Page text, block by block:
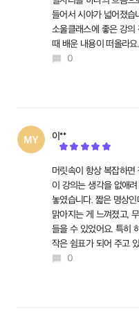
들어서 시야가 넓어졌습
소울클래스에 좋은 강의
때 배운 내용이 떠올라
0
이**
머릿속이 항상 복잡하면
이 강의는 생각을 없애
놓였습니다. 짧은 명상
맑아지는 게 느껴졌고,
들을 수 있었어요. 특히
작은 쉼표가 되어 주고
0